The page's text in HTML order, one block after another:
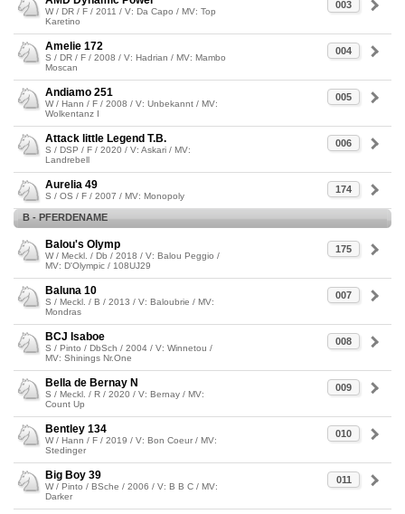
003
W / DR / F / 2011 / V: Da Capo / MV: Top
Karetino
004
Amelie 172
S / DR / F / 2008 / V: Hadrian / MV: Mambo
Moscan
005
Andiamo 251
W / Hann / F / 2008 / V: Unbekannt / MV:
Wolkentanz I
006
Attack little Legend T.B.
S / DSP / F / 2020 / V: Askari / MV:
Landrebell
174
Aurelia 49
S / OS / F / 2007 / MV: Monopoly
B - PFERDENAME
175
Balou's Olymp
W / Meckl. / Db / 2018 / V: Balou Peggio /
MV: D'Olympic / 108UJ29
007
Baluna 10
S / Meckl. / B / 2013 / V: Baloubrie / MV:
Mondras
008
BCJ Isaboe
S / Pinto / DbSch / 2004 / V: Winnetou /
MV: Shinings Nr.One
009
Bella de Bernay N
S / Meckl. / R / 2020 / V: Bernay / MV:
Count Up
010
Bentley 134
W / Hann / F / 2019 / V: Bon Coeur / MV:
Stedinger
011
Big Boy 39
W / Pinto / BSche / 2006 / V: B B C / MV:
Darker